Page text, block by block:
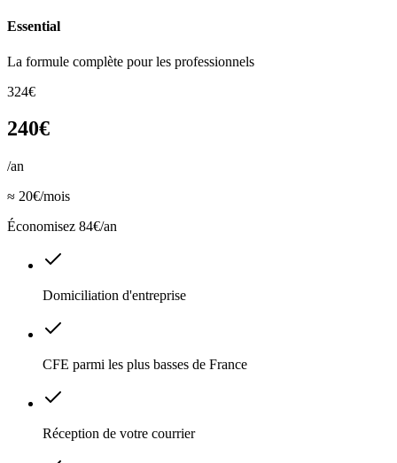
Essential
La formule complète pour les professionnels
324€
240€
/an
≈ 20€/mois
Économisez 84€/an
Domiciliation d'entreprise
CFE parmi les plus basses de France
Réception de votre courrier